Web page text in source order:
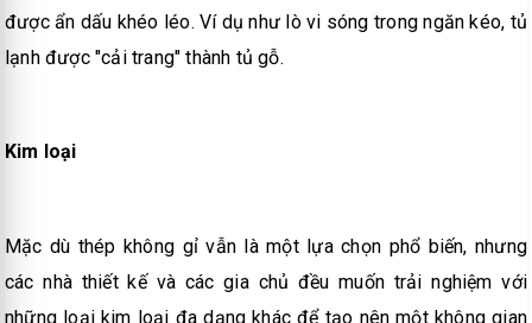
được ẩn dấu khéo léo. Ví dụ như lò vi sóng trong ngăn kéo, tủ
lạnh được "cải trang" thành tủ gỗ.
Kim loại
Mặc dù thép không gỉ vẫn là một lựa chọn phổ biến, nhưng
các nhà thiết kế và các gia chủ đều muốn trải nghiệm với
những loại kim loại đa dạng khác để tạo nên một không gian